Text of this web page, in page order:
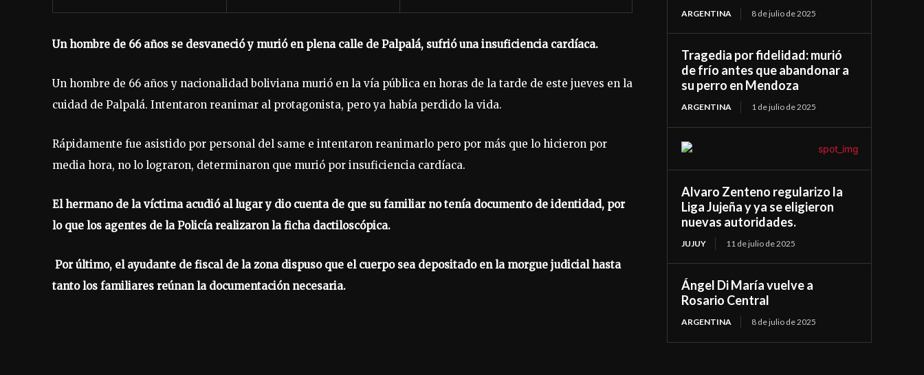
Un hombre de 66 años se desvaneció y murió en plena calle de Palpalá, sufrió una insuficiencia cardíaca.
Un hombre de 66 años y nacionalidad boliviana murió en la vía pública en horas de la tarde de este jueves en la
cuidad de Palpalá. Intentaron reanimar al protagonista, pero ya había perdido la vida.
Rápidamente fue asistido por personal del same e intentaron reanimarlo pero por más que lo hicieron por
media hora, no lo lograron, determinaron que murió por insuficiencia cardíaca.
El hermano de la víctima acudió al lugar y dio cuenta de que su familiar no tenía documento de identidad, por
lo que los agentes de la Policía realizaron la ficha dactiloscópica.
Por último, el ayudante de fiscal de la zona dispuso que el cuerpo sea depositado en la morgue judicial hasta
tanto los familiares reúnan la documentación necesaria.
ARGENTINA 8 de julio de 2025
Tragedia por fidelidad: murió
de frío antes que abandonar a
su perro en Mendoza
ARGENTINA 1 de julio de 2025
Alvaro Zenteno regularizo la
Liga Jujeña y ya se eligieron
nuevas autoridades.
JUJUY 11 de julio de 2025
Ángel Di María vuelve a
Rosario Central
ARGENTINA 8 de julio de 2025